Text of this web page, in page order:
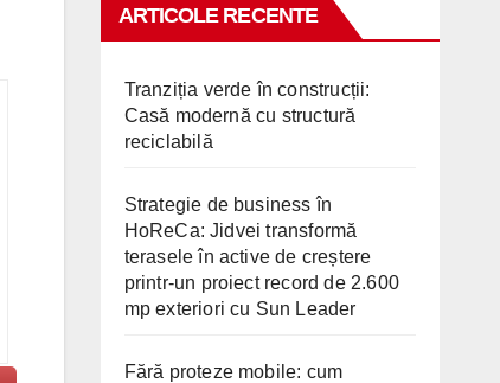
ARTICOLE RECENTE
Tranziția verde în construcții:
Casă modernă cu structură
reciclabilă
Strategie de business în
HoReCa: Jidvei transformă
terasele în active de creștere
printr-un proiect record de 2.600
mp exteriori cu Sun Leader
Fără proteze mobile: cum